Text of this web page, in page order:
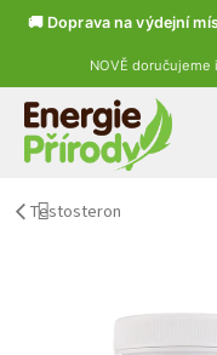
🚚 Doprava na výdejní
NOVĚ doručujeme
Přejít na obsah
Testosteron